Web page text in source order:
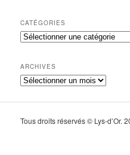
CATÉGORIES
Catégories
ARCHIVES
Archives
Tous droits réservés © Lys-d’Or.